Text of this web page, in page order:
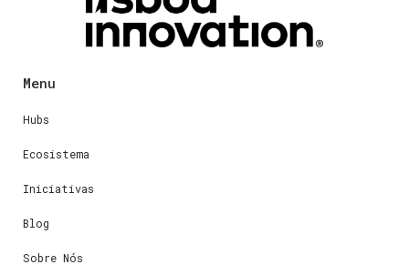
Menu
Hubs
Ecosistema
Iniciativas
Blog
Sobre Nós